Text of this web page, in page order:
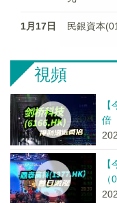
1月17日 民銀資本
視頻
倍
（